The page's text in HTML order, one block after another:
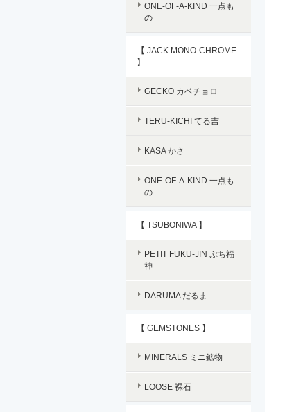
ONE-OF-A-KIND 一点も
の
【 JACK MONO-CHROME
】
GECKO カベチョロ
TERU-KICHI てる吉
KASA かさ
ONE-OF-A-KIND 一点も
の
【 TSUBONIWA 】
PETIT FUKU-JIN ぷち福
神
DARUMA だるま
【 GEMSTONES 】
MINERALS ミニ鉱物
LOOSE 裸石